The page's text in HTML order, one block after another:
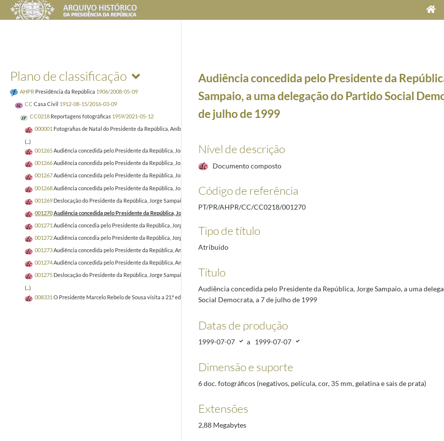
Plano de classificação
AHPR Presidência da República 1906/2008-05-09
CC Casa Civil 1912-08-15/2016-03-09
CC0218 Reportagens fotográficas 1959/2021-05-12
000001 Fotografias de Natal do Presidente da República, Aníbal Cavaco Silva e Maria Cavaco Silva, a 5 de dezembro de 2012
(...)
001265Audiência concedida pelo Presidente da República, Jorge Sampaio, ao Presidente do Congresso do Brasil, António Carlos Magalhães, a 15 de maio de 2000
001266Audiência concedida pelo Presidente da República, Jorge Sampaio, aos alunos do Curso de Comunicação Social do Instituto Politécnico de Tomar, a 17 de maio de 2000
001267Audiência concedida pelo Presidente da República, Jorge Sampaio, ao Embaixador de Portugal em Nova Deli, Marcelo Curto, a 5 de julho de 1999
001268Audiência concedida pelo Presidente da República, Jorge Sampaio, ao Embaixador de Portugal em Lagos, António Ramalho Ortigão, a 5 de julho de 1999
001269 Deslocação do Presidente da República, Jorge Sampaio, à cerimónia de entrega do Grande Prémio de Poesia da APE 1997/1998, a Vasco Graça Moura e Manuel
001270Audiência concedida pelo Presidente da República, Jorge Sampaio, a uma delegação do Partido Social Democrata, a 7 de julho de 1999
001271 Audiência concedia pelo Presidente da República, Jorge Sampaio, a uma delegação do Partido Socialista, a 7 de julho de 1999
001272Audiência concedia pelo Presidente da República, Jorge Sampaio, a uma delegação do Partido Comunista Português, a 7 de julho de 1999
001273Audiência concedida pelo Presidente da República, Aníubal Cavaco Silva, à Embaixadora Cristina Almeida, para entrega de cartas credenciais como representante
001274Audiência concedida pelo Presidente da República, Aníbal Cavaco Silva, ao Embaixador de Portugal junto da Santa Sé, António Carlos Carvalho de Almeida
001275 Deslocação do Presidente da República, Jorge Sampaio, à Região Autónoma dos Açores, de 11 a 23 de Julho de 1999
(...)
008331 O Presidente Marcelo Rebelo de Sousa visita a 21.ª edição da Vindouro | Wine and History, Festa Pombalina, sendo homenageado como Cidadão Honorário de São
Audiência concedida pelo Presidente da
Sampaio, a uma delegação do Partido Social
de julho de 1999
Nível de descrição
Documento composto
Código de referência
PT/PR/AHPR/CC/CC0218/001270
Tipo de título
Atribuído
Título
Audiência concedida pelo Presidente da República, Jorge Sampaio, a uma
Social Democrata, a 7 de julho de 1999
Datas de produção
1999-07-07 a 1999-07-07
Dimensão e suporte
6 doc. fotográficos (negativos, película, cor, 35 mm, gelatina e sais de prata)
Extensões
2,88 Megabytes